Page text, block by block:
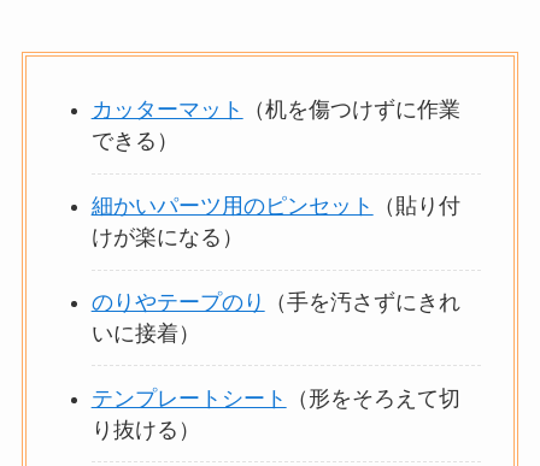
カッターマット
（机を傷つけずに作業
できる）
細かいパーツ用のピンセット
（貼り付
けが楽になる）
のりやテープのり
（手を汚さずにきれ
いに接着）
テンプレートシート
（形をそろえて切
り抜ける）